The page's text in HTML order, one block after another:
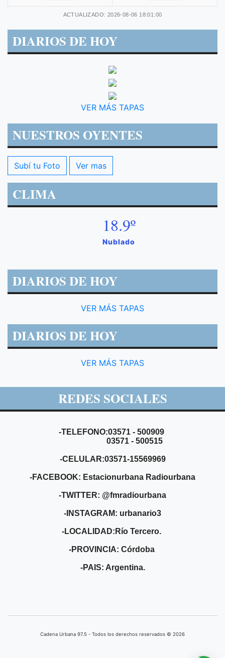
ACTUALIZADO: 2026-08-06 18:01:00
DIARIOS DE HOY
VER MÁS TAPAS
NUESTROS OYENTES
Subí tu Foto Ver mas
CLIMA
18.9º
Nublado
DIARIOS DE HOY
VER MÁS TAPAS
DIARIOS DE HOY
VER MÁS TAPAS
REDES SOCIALES
-TELEFONO:03571 - 500909
03571 - 500515
-CELULAR:03571-15569969
-FACEBOOK: Estacionurbana Radiourbana
-TWITTER: @fmradiourbana
-INSTAGRAM: urbanario3
-LOCALIDAD:Río Tercero.
-PROVINCIA: Córdoba
-PAIS: Argentina.
Cadena Urbana ​97.5 - Todos los derechos reservados © 2026